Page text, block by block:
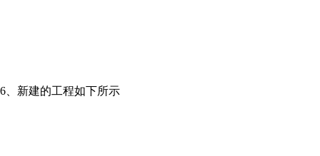
6、新建的工程如下所示